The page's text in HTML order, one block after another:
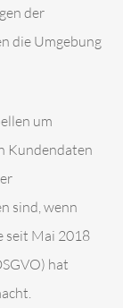
der
die Umgebung
um
Kundendaten
sind, wenn
seit Mai 2018
hat